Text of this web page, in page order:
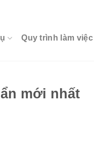
Quy trình làm việc
mới nhất